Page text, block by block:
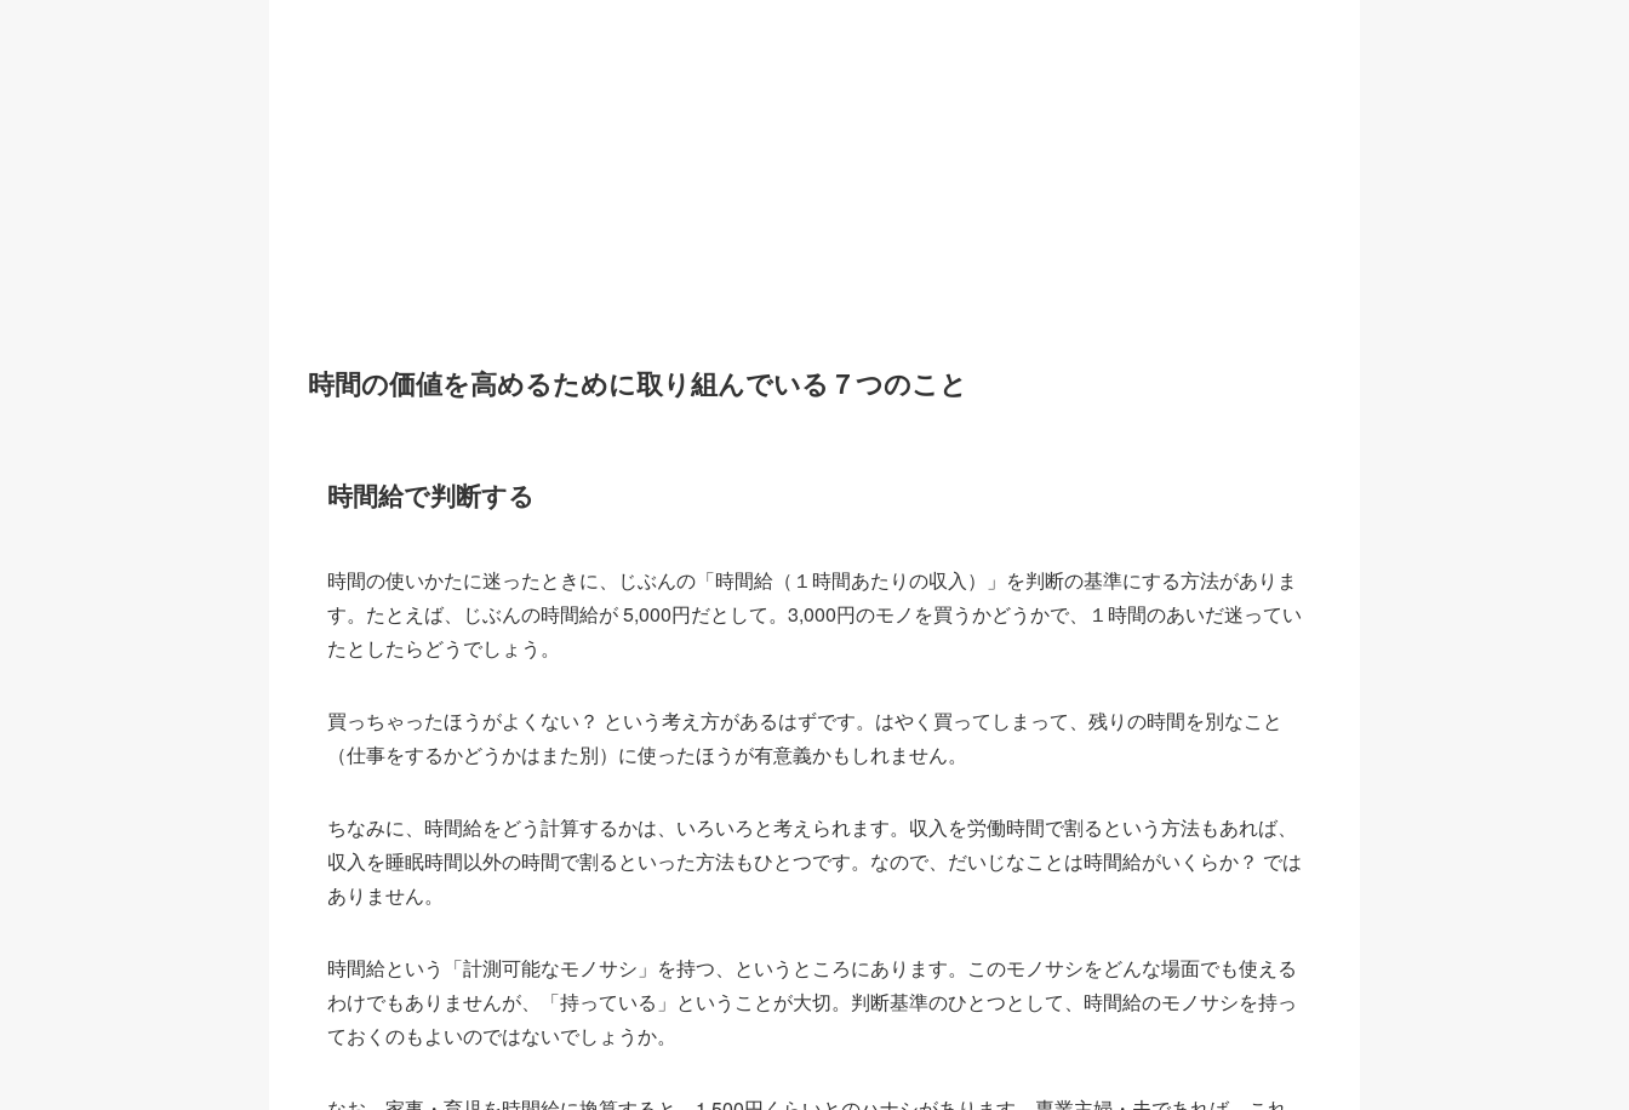
時間の価値を高めるために取り組んでいる７つのこと
時間給で判断する
時間の使いかたに迷ったときに、じぶんの「時間給（１時間あたりの収入）」を判断の基準にする方法がありま
す。たとえば、じぶんの時間給が 5,000円だとして。3,000円のモノを買うかどうかで、１時間のあいだ迷ってい
たとしたらどうでしょう。
買っちゃったほうがよくない？ という考え方があるはずです。はやく買ってしまって、残りの時間を別なこと
（仕事をするかどうかはまた別）に使ったほうが有意義かもしれません。
ちなみに、時間給をどう計算するかは、いろいろと考えられます。収入を労働時間で割るという方法もあれば、
収入を睡眠時間以外の時間で割るといった方法もひとつです。なので、だいじなことは時間給がいくらか？ では
ありません。
時間給という「計測可能なモノサシ」を持つ、というところにあります。このモノサシをどんな場面でも使える
わけでもありませんが、「持っている」ということが大切。判断基準のひとつとして、時間給のモノサシを持っ
ておくのもよいのではないでしょうか。